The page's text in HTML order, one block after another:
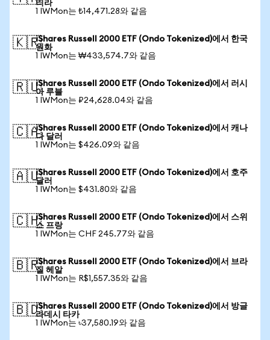
리라
1 IWMon는 ₺14,471.28와 같음
🇰🇷iShares Russell 2000 ETF (Ondo Tokenized)에서 한국
원화
1 IWMon는 ₩433,574.7와 같음
🇷🇺iShares Russell 2000 ETF (Ondo Tokenized)에서 러시
아 루블
1 IWMon는 ₽24,628.04와 같음
🇨🇦iShares Russell 2000 ETF (Ondo Tokenized)에서 캐나
다 달러
1 IWMon는 $426.09와 같음
🇦🇺iShares Russell 2000 ETF (Ondo Tokenized)에서 호주
달러
1 IWMon는 $431.80와 같음
🇨🇭iShares Russell 2000 ETF (Ondo Tokenized)에서 스위
스 프랑
1 IWMon는 CHF 245.77와 같음
🇧🇷iShares Russell 2000 ETF (Ondo Tokenized)에서 브라
질 헤알
1 IWMon는 R$1,557.35와 같음
🇧🇩iShares Russell 2000 ETF (Ondo Tokenized)에서 방글
라데시 타카
1 IWMon는 ৳37,580.19와 같음